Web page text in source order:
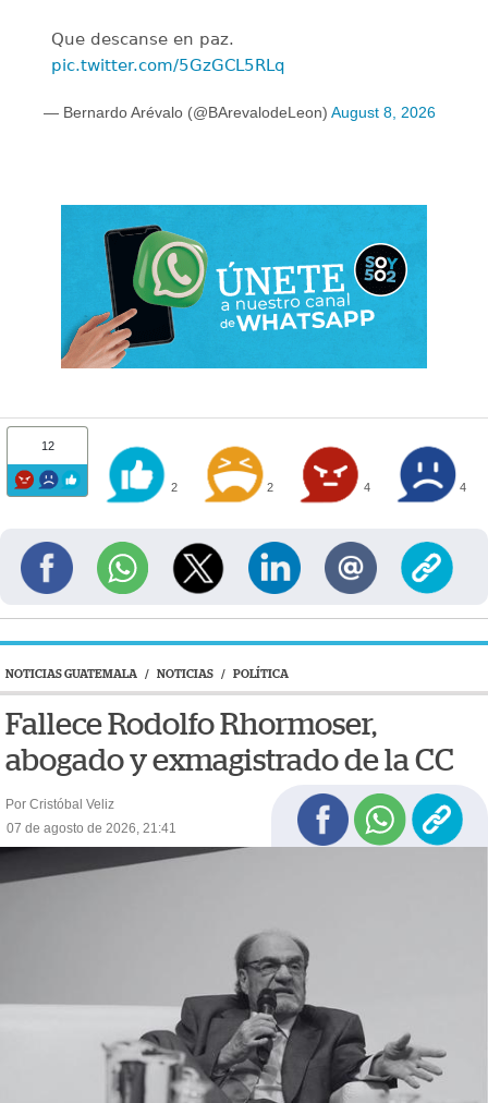
Que descanse en paz.
pic.twitter.com/5GzGCL5RLq
— Bernardo Arévalo (@BArevalodeLeon) August 8, 2026
12
2 2 4 4
NOTICIAS GUATEMALA / NOTICIAS / POLÍTICA
Fallece Rodolfo Rhormoser,
abogado y exmagistrado de la CC
Por Cristóbal Veliz
07 de agosto de 2026, 21:41